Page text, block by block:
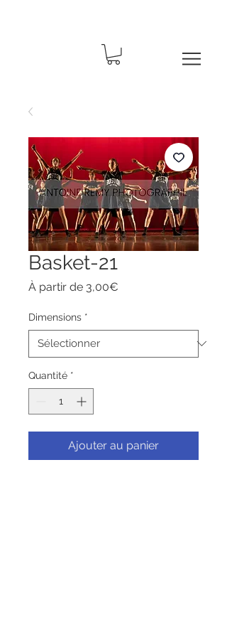
Basket-21
À partir de 3,00€
Dimensions *
Quantité *
Ajouter au panier